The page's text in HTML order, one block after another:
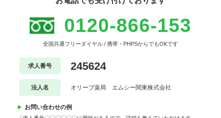
0120-866-153
全国共通フリーダイヤル / 携帯・PHPSからでもOKです
求人番号 245624
法人名 オリーブ薬局 エムシー関東株式会社
お問い合わせの例